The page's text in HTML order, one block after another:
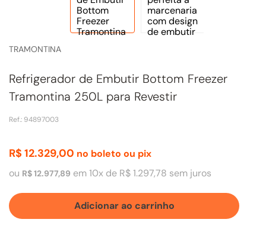
TRAMONTINA
Refrigerador de Embutir Bottom Freezer
Tramontina 250L para Revestir
Ref.: 94897003
R$ 12.329,00 no boleto ou pix
ou R$12.977,89 em10x de R$1.297,78 sem juros
Adicionar ao carrinho